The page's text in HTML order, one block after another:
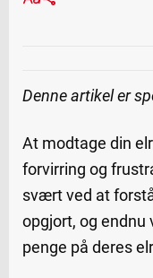
Denne artikel er
At modtage din
forvirring og
svært ved at
opgjort, og endnu
penge på deres